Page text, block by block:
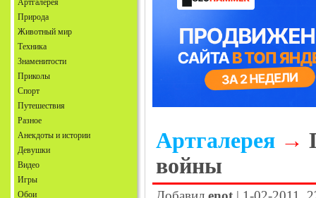
Артгалерея
Природа
Животный мир
Техника
Знаменитости
Приколы
Спорт
Путешествия
Разное
Анекдоты и истории
Девушки
Видео
Игры
Обои
Артгалерея →
войны